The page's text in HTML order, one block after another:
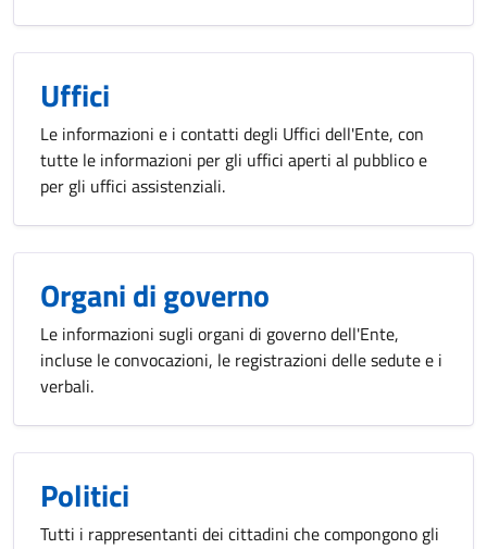
Uffici
Le informazioni e i contatti degli Uffici dell'Ente, con
tutte le informazioni per gli uffici aperti al pubblico e
per gli uffici assistenziali.
Organi di governo
Le informazioni sugli organi di governo dell'Ente,
incluse le convocazioni, le registrazioni delle sedute e i
verbali.
Politici
Tutti i rappresentanti dei cittadini che compongono gli